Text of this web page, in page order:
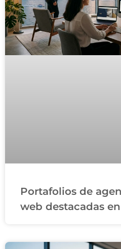
Portafolios de
web destacadas